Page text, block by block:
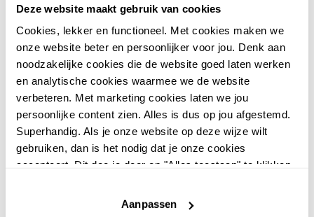
Deze website maakt gebruik van cookies
Cookies, lekker en functioneel. Met cookies maken we
onze website beter en persoonlijker voor jou. Denk aan
noodzakelijke cookies die de website goed laten werken
en analytische cookies waarmee we de website
verbeteren. Met marketing cookies laten we jou
persoonlijke content zien. Alles is dus op jou afgestemd.
Superhandig. Als je onze website op deze wijze wilt
gebruiken, dan is het nodig dat je onze cookies
accepteert. Dit doe je door op "Alles toestaan" te klikken.
website niet optimaal functioneert.
Aanpassen